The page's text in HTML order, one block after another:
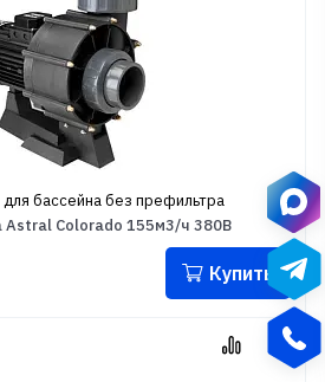
бассейна без префильтра
Astral Colorado 155м3/ч 380В
Купить